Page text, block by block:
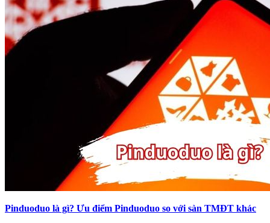
Pinduoduo là gì? Ưu điểm Pinduoduo so với sàn TMĐT khác